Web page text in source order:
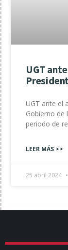
UGT
UGT ante el
Gobierno de
periodo de
LEER MÁS >>
25 abril 2024